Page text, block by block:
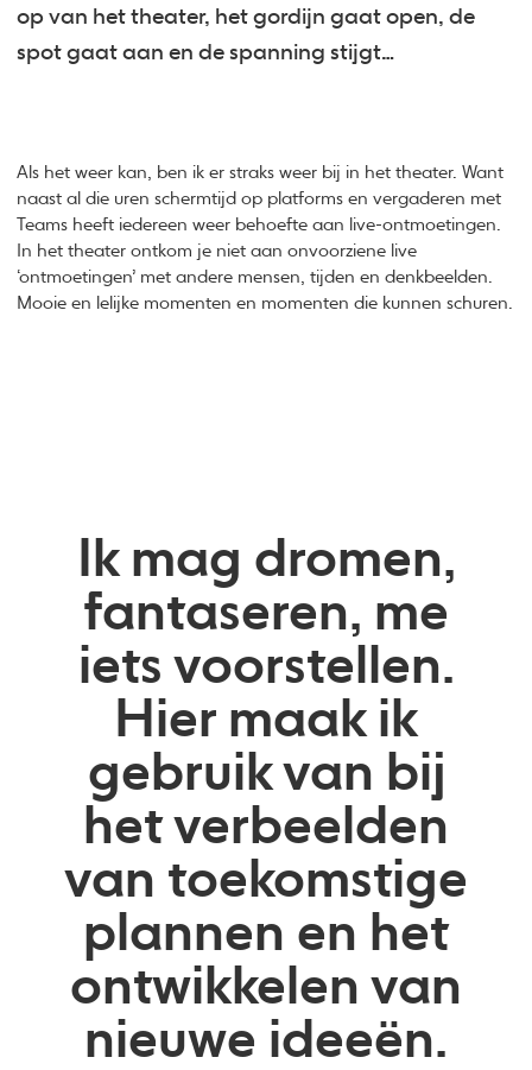
op van het theater, het gordijn gaat open, de
spot gaat aan en de spanning stijgt…
Als het weer kan, ben ik er straks weer bij in het theater. Want
naast al die uren schermtijd op platforms en vergaderen met
Teams heeft iedereen weer behoefte aan live-ontmoetingen.
In het theater ontkom je niet aan onvoorziene live
‘ontmoetingen’ met andere mensen, tijden en denkbeelden.
Mooie en lelijke momenten en momenten die kunnen schuren.
Ik mag dromen,
fantaseren, me
iets voorstellen.
Hier maak ik
gebruik van bij
het verbeelden
van toekomstige
plannen en het
ontwikkelen van
nieuwe ideeën.